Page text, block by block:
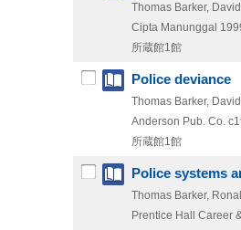
Thomas Barker,
Cipta Manunggal
所蔵館1館
Police deviance
Thomas Barker,
Anderson Pub. Co.
所蔵館1館
Police systems
Thomas Barker,
Prentice Hall Career